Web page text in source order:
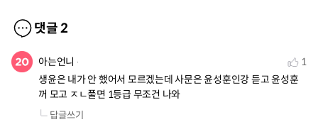
댓글2
아는언니
1
생윤은 내가 안 했어서 모르겠는데 사문은 윤성훈인강 듣고 윤성훈
꺼 모고 ㅈㄴ풀면 1등급 무조건 나와
답글쓰기